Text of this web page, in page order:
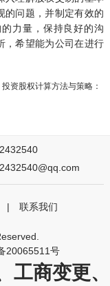
的问题，并制定有效的
力量，保持良好的沟
，希望能为公司在进行
投资股权计算方法与策略：
| 联系我们
20065511号
工商变更、